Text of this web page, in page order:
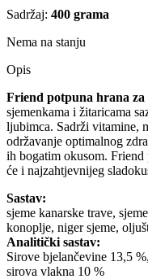
Sadržaj: 400 grama
Nema na stanju
Opis
Friend potpuna hrana za
sjemenkama i žitaricama
ljubimca. Sadrži vitamine,
održavanje optimalnog
ih bogatim okusom. Friend
će i najzahtjevnijeg
Sastav:
sjeme kanarske trave,
konoplje, niger sjeme,
Analitički sastav:
Sirove bjelančevine 13,5
sirova vlakna 10 %